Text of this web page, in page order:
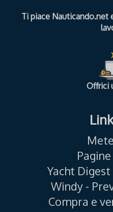
Ti piace Nauticando.net
Offrici
Yacht
Windy -
Compra e